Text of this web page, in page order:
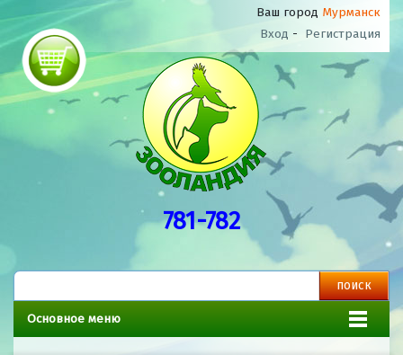
Ваш город Мурманск
Вход - Регистрация
781-782
Основное меню